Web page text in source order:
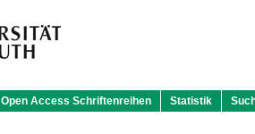
Open Access Schriftenreihen Statistik